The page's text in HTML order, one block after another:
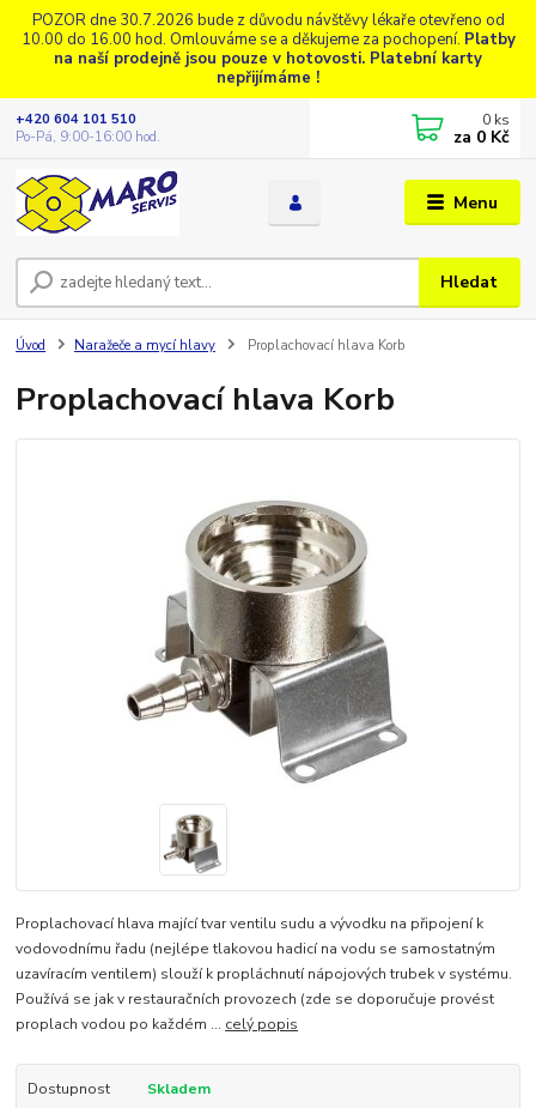
POZOR dne 30.7.2026 bude z důvodu návštěvy lékaře otevřeno od
10.00 do 16.00 hod. Omlouváme se a děkujeme za pochopení. Platby
na naší prodejně jsou pouze v hotovosti. Platební karty
nepřijímáme !
Menu
Hledat
+420 604 101 510
Po-Pá, 9:00-16:00 hod.
0 ks
za 0 Kč
Úvod Naražeče a mycí hlavy Proplachovací hlava Korb
Proplachovací hlava Korb
Proplachovací hlava mající tvar ventilu sudu a vývodku na připojení k
vodovodnímu řadu (nejlépe tlakovou hadicí na vodu se samostatným
uzavíracím ventilem) slouží k propláchnutí nápojových trubek v systému.
Používá se jak v restauračních provozech (zde se doporučuje provést
proplach vodou po každém ... celý popis
Dostupnost Skladem